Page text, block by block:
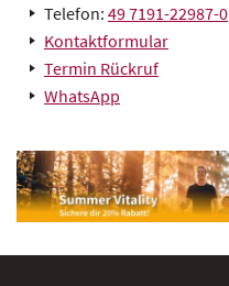
Telefon: 49 7191-22987-0
Kontaktformular
Termin Rückruf
WhatsApp